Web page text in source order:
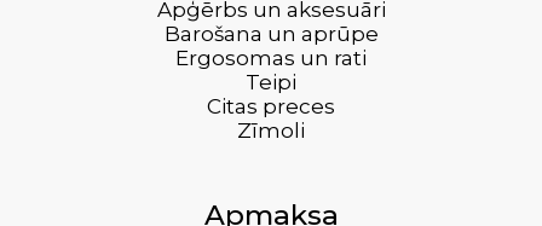
Apģērbs un aksesuāri
Barošana un aprūpe
Ergosomas un rati
Teipi
Citas preces
Zīmoli
Apmaksa